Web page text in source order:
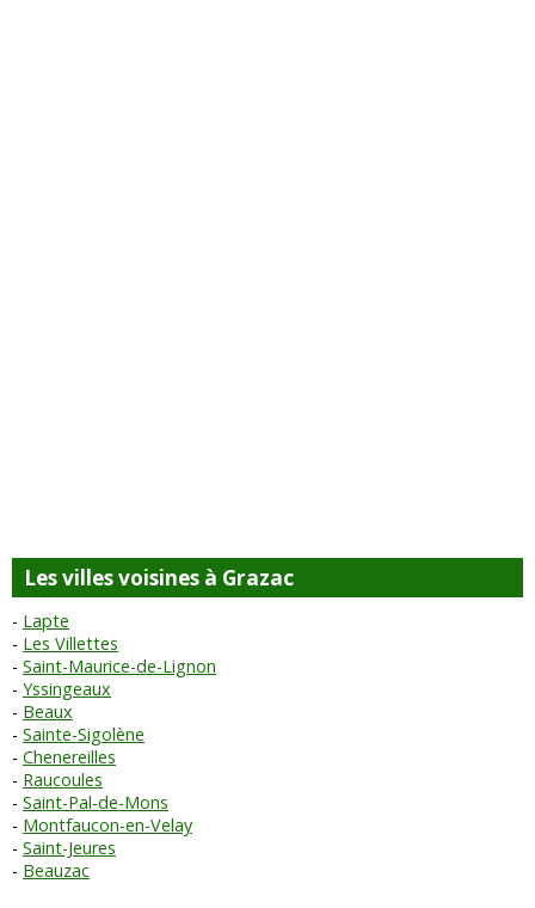
Les villes voisines à Grazac
Lapte
Les Villettes
Saint-Maurice-de-Lignon
Yssingeaux
Beaux
Sainte-Sigolène
Chenereilles
Raucoules
Saint-Pal-de-Mons
Montfaucon-en-Velay
Saint-Jeures
Beauzac